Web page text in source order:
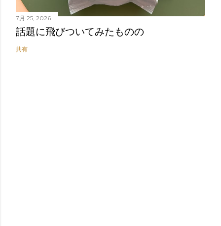
7月 25, 2026
話題に飛びついてみたものの
共有